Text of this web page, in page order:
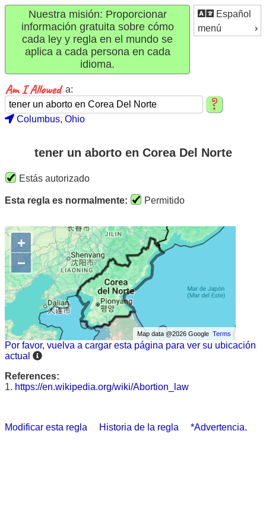
Español
menú
Nuestra misión: Proporcionar
información gratuita sobre cómo
cada ley y regla en el mundo se
aplica a cada persona en cada
idioma.
a:
Columbus, Ohio
tener un aborto en Corea Del Norte
Estás autorizado
Esta regla es normalmente: Permitido
+
−
Map data @2026 GoogleTerms
Por favor, vuelva a cargar esta página para ver su ubicación
actual
References:
1. https://en.wikipedia.org/wiki/Abortion_law
Modificar esta regla Historia de la regla *Advertencia.